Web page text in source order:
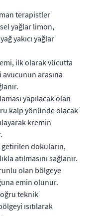
terapistler
yağlar limon,
yakıcı yağlar
ilk olarak vücutta
avucunun arasına
yapılacak olan
kalp yönünde olacak
kremin
getirilen dokuların,
atılmasını sağlanır.
olan bölgeye
emin olunur.
teknik
ısıtılarak